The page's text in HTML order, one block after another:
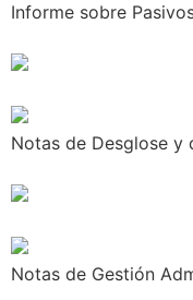
Informe sobre
Notas de Desglose y
Notas de Gestión